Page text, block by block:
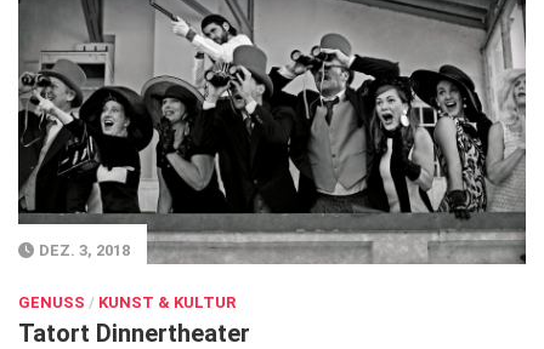
DEZ. 3, 2018
GENUSS / KUNST & KULTUR
Tatort Dinnertheater